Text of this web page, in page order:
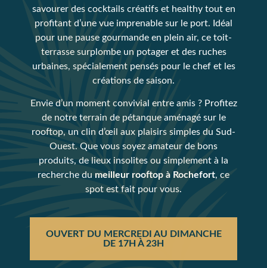
savourer des cocktails créatifs et healthy tout en
profitant d’une vue imprenable sur le port. Idéal
pour une pause gourmande en plein air, ce toit-
terrasse surplombe un potager et des ruches
urbaines, spécialement pensés pour le chef et les
créations de saison.
Envie d’un moment convivial entre amis ? Profitez
de notre terrain de pétanque aménagé sur le
rooftop, un clin d’œil aux plaisirs simples du Sud-
Ouest. Que vous soyez amateur de bons
produits, de lieux insolites ou simplement à la
recherche du meilleur rooftop à Rochefort, ce
spot est fait pour vous.
OUVERT DU MERCREDI AU DIMANCHE
DE 17H À 23H